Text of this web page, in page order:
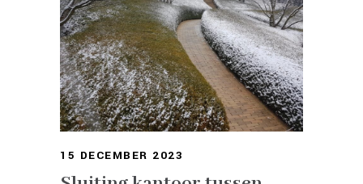
15 DECEMBER 2023